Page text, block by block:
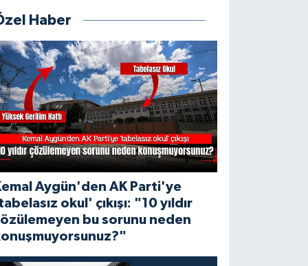
Haber
Aygün'den AK Parti'ye
okul' çıkışı: "10 yıldır
bu sorunu neden